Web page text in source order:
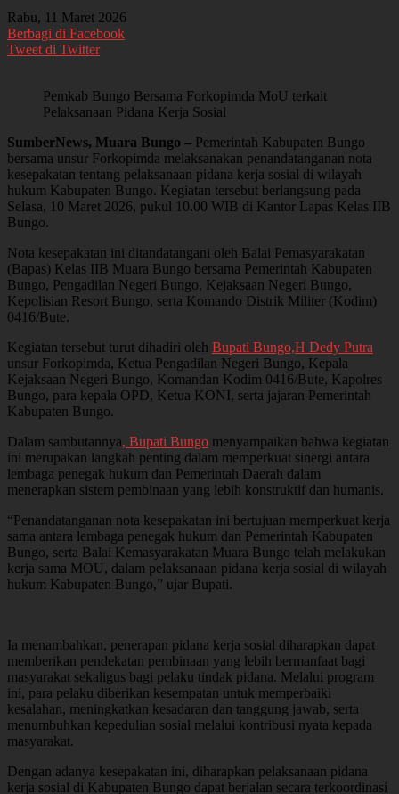
Rabu, 11 Maret 2026
Berbagi di Facebook
Tweet di Twitter
Pemkab Bungo Bersama Forkopimda MoU terkait
Pelaksanaan Pidana Kerja Sosial
SumberNews, Muara Bungo – Pemerintah Kabupaten Bungo
bersama unsur Forkopimda melaksanakan penandatanganan nota
kesepakatan tentang pelaksanaan pidana kerja sosial di wilayah
hukum Kabupaten Bungo. Kegiatan tersebut berlangsung pada
Selasa, 10 Maret 2026, pukul 10.00 WIB di Kantor Lapas Kelas IIB
Bungo.
Nota kesepakatan ini ditandatangani oleh Balai Pemasyarakatan
(Bapas) Kelas IIB Muara Bungo bersama Pemerintah Kabupaten
Bungo, Pengadilan Negeri Bungo, Kejaksaan Negeri Bungo,
Kepolisian Resort Bungo, serta Komando Distrik Militer (Kodim)
0416/Bute.
Kegiatan tersebut turut dihadiri oleh Bupati Bungo,H Dedy Putra
unsur Forkopimda, Ketua Pengadilan Negeri Bungo, Kepala
Kejaksaan Negeri Bungo, Komandan Kodim 0416/Bute, Kapolres
Bungo, para kepala OPD, Ketua KONI, serta jajaran Pemerintah
Kabupaten Bungo.
Dalam sambutannya, Bupati Bungo menyampaikan bahwa kegiatan
ini merupakan langkah penting dalam memperkuat sinergi antara
lembaga penegak hukum dan Pemerintah Daerah dalam
menerapkan sistem pembinaan yang lebih konstruktif dan humanis.
“Penandatanganan nota kesepakatan ini bertujuan memperkuat kerja
sama antara lembaga penegak hukum dan Pemerintah Kabupaten
Bungo, serta Balai Kemasyarakatan Muara Bungo telah melakukan
kerja sama MOU, dalam pelaksanaan pidana kerja sosial di wilayah
hukum Kabupaten Bungo,” ujar Bupati.
Ia menambahkan, penerapan pidana kerja sosial diharapkan dapat
memberikan pendekatan pembinaan yang lebih bermanfaat bagi
masyarakat sekaligus bagi pelaku tindak pidana. Melalui program
ini, para pelaku diberikan kesempatan untuk memperbaiki
kesalahan, meningkatkan kesadaran dan tanggung jawab, serta
menumbuhkan kepedulian sosial melalui kontribusi nyata kepada
masyarakat.
Dengan adanya kesepakatan ini, diharapkan pelaksanaan pidana
kerja sosial di Kabupaten Bungo dapat berjalan secara terkoordinasi